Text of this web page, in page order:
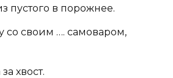
пустого в порожнее.
со своим …. самоваром,
хвост.